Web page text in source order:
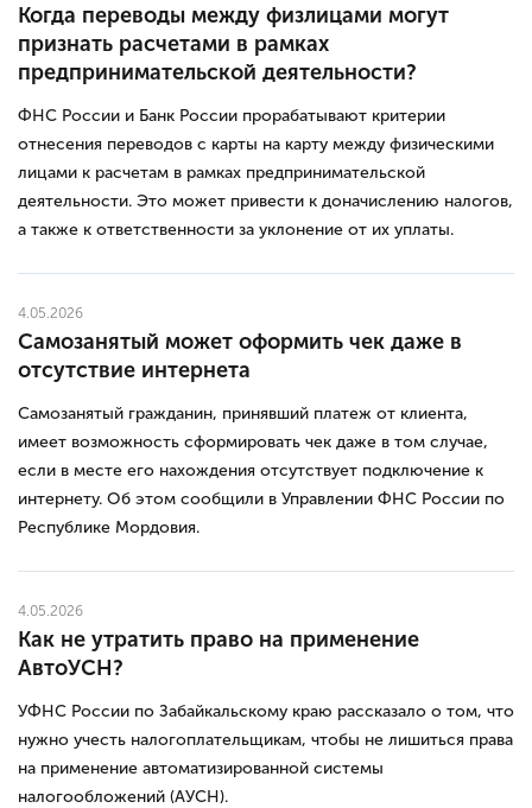
Когда переводы между физлицами могут
признать расчетами в рамках
предпринимательской деятельности?
ФНС России и Банк России прорабатывают критерии
отнесения переводов с карты на карту между физическими
лицами к расчетам в рамках предпринимательской
деятельности. Это может привести к доначислению налогов,
а также к ответственности за уклонение от их уплаты.
4.05.2026
Самозанятый может оформить чек даже в
отсутствие интернета
Самозанятый гражданин, принявший платеж от клиента,
имеет возможность сформировать чек даже в том случае,
если в месте его нахождения отсутствует подключение к
интернету. Об этом сообщили в Управлении ФНС России по
Республике Мордовия.
4.05.2026
Как не утратить право на применение
АвтоУСН?
УФНС России по Забайкальскому краю рассказало о том, что
нужно учесть налогоплательщикам, чтобы не лишиться права
на применение автоматизированной системы
налогообложений (АУСН).